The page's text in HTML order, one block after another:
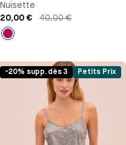
Nuisette
20,00 €
40,00 €
Rose
-20% supp. dès 3 Petits Prix